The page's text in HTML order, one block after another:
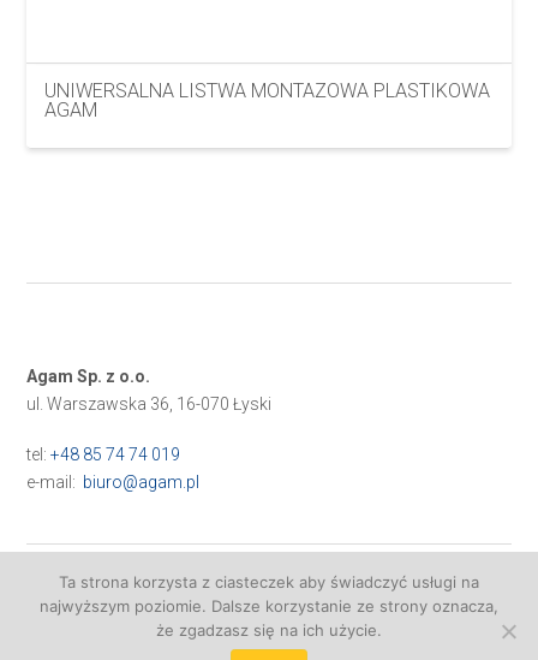
UNIWERSALNA LISTWA MONTAZOWA PLASTIKOWA
AGAM
Agam Sp. z o.o.
ul. Warszawska 36, 16-070 Łyski
tel:+48 85 74 74 019
e-mail: biuro@agam.pl
VISUALPROMO
Ta strona korzysta z ciasteczek aby świadczyć usługi na
najwyższym poziomie. Dalsze korzystanie ze strony oznacza,
że zgadzasz się na ich użycie.